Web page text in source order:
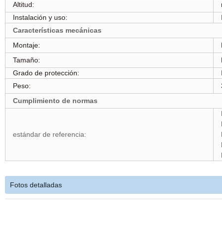
Altitud:
Instalación y uso:
Características mecánicas
Montaje:
Tamaño:
Grado de protección:
Peso:
Cumplimiento de normas
estándar de referencia:
Fotos detalladas